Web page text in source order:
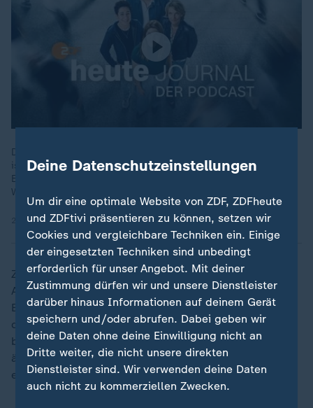
Die Energiewende stockt: Der Ausbau erneuerbarer Energien
ist langsamer als geplant, zugleich wächst die Kritik an
Entscheidungen der Bundesregierung. Im Fokus steht
Wirtschaftsministerin Reiche.
23.04.2026 | 31:22 min
Zuletzt sorgte auch eine Recherche des "Spiegel" für
Aufsehen. Reiches Ministerium soll direkt bei dem
Energie-Konzern EnBW Argumente angefordert haben,
die Gaskraftwerke gegenüber Batteriespeichern
bevorteilen. EnBW betreibt selbst Gaskraftwerke. Eine
ähnliche Anfrage bei einem Batterie-Unternehmen soll
es laut der Recherche nicht gegeben haben.
Deine Datenschutzeinstellungen
Um dir eine optimale Website von ZDF, ZDFheute
und ZDFtivi präsentieren zu können, setzen wir
Cookies und vergleichbare Techniken ein. Einige
der eingesetzten Techniken sind unbedingt
erforderlich für unser Angebot. Mit deiner
Zustimmung dürfen wir und unsere Dienstleister
darüber hinaus Informationen auf deinem Gerät
speichern und/oder abrufen. Dabei geben wir
deine Daten ohne deine Einwilligung nicht an
Dritte weiter, die nicht unsere direkten
Dienstleister sind. Wir verwenden deine Daten
auch nicht zu kommerziellen Zwecken.